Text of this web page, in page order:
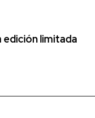
edición limitada